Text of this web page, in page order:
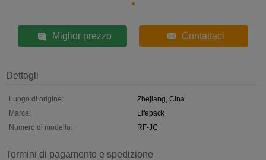
Miglior prezzo Contattaci
Dettagli
Luogo di origine:
Zhejiang, Cina
Marca:
Lifepack
Numero di modello:
RF-JC
Termini di pagamento e spedizione